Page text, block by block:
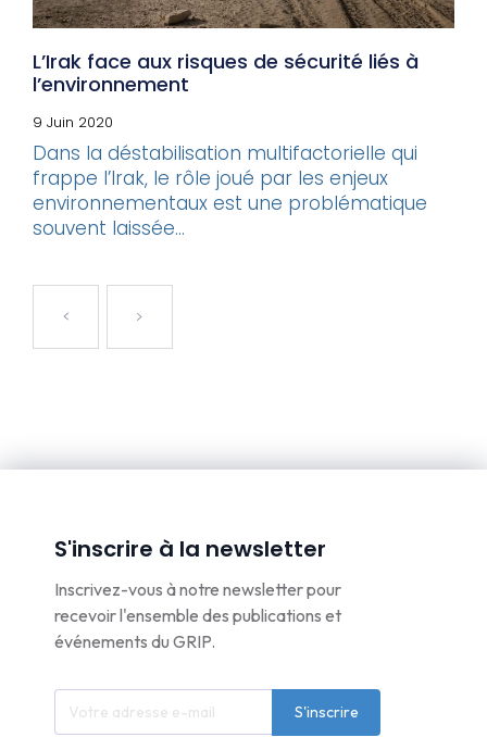
L’Irak face aux risques de sécurité liés à
l’environnement
9 Juin 2020
Dans la déstabilisation multifactorielle qui
frappe l’Irak, le rôle joué par les enjeux
environnementaux est une problématique
souvent laissée...
S'inscrire à la newsletter
Inscrivez-vous à notre newsletter pour
recevoir l'ensemble des publications et
événements du GRIP.
S'inscrire